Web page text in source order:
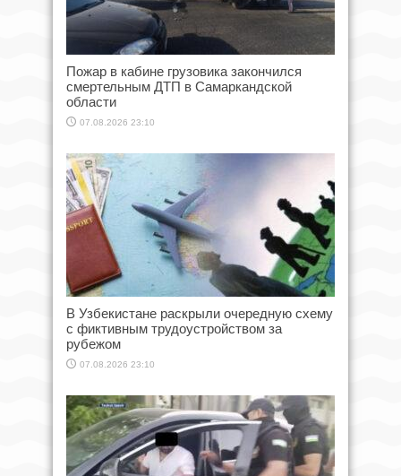
Пожар в кабине грузовика закончился
смертельным ДТП в Самаркандской
области
07.08.2026 23:10
В Узбекистане раскрыли очередную схему
с фиктивным трудоустройством за
рубежом
07.08.2026 23:10